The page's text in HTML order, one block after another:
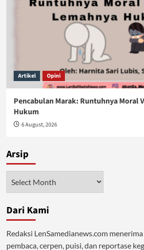
Artikel Opini
Pencabulan Marak: Runtuhnya Moral
Hukum
6 August, 2026
Arsip
Dari Kami
Redaksi LenSamedianews.com
pembaca, cerpen, puisi, dan reportase